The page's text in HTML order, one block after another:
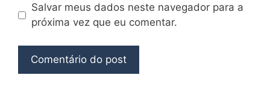
Salvar meus dados neste navegador para a
próxima vez que eu comentar.